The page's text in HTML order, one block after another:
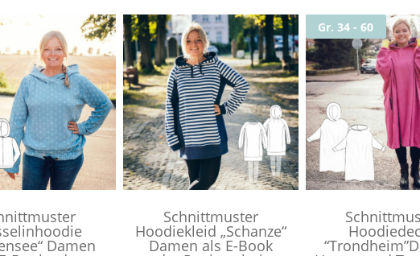
Varianten
auf.
Die
Optionen
können
auf
Produktseite
gewählt
Varianten
auf.
Die
Optionen
können
auf
der
Produktseite
gewählt
werden
Damen
Schnittmuster
Hoodiekleid „Schanze“
Damen als E-Book
Gr. 34 - 60